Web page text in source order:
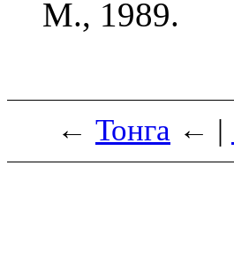
М., 1989.
← Тонга ← |